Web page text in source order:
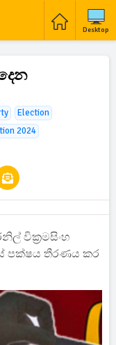
Desktop
Election
2024
වික්‍රමසිංහ
පක්ෂය තීරණය කර